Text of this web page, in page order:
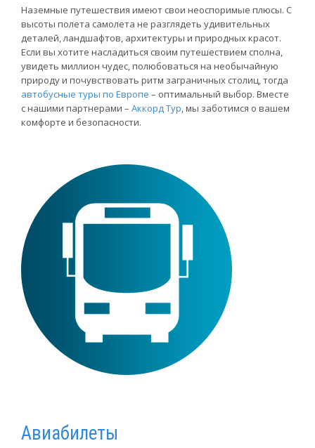
Наземные путешествия имеют свои неоспоримые плюсы. С
высоты полета самолета не разглядеть удивительных
деталей, ландшафтов, архитектуры и природных красот.
Если вы хотите насладиться своим путешествием сполна,
увидеть миллион чудес, полюбоваться на необычайную
природу и почувствовать ритм заграничных столиц, тогда
автобусные туры по Европе – оптимальный выбор. Вместе
с нашими партнерами – Аккорд Тур, мы заботимся о вашем
комфорте и безопасности.
Авиабилеты